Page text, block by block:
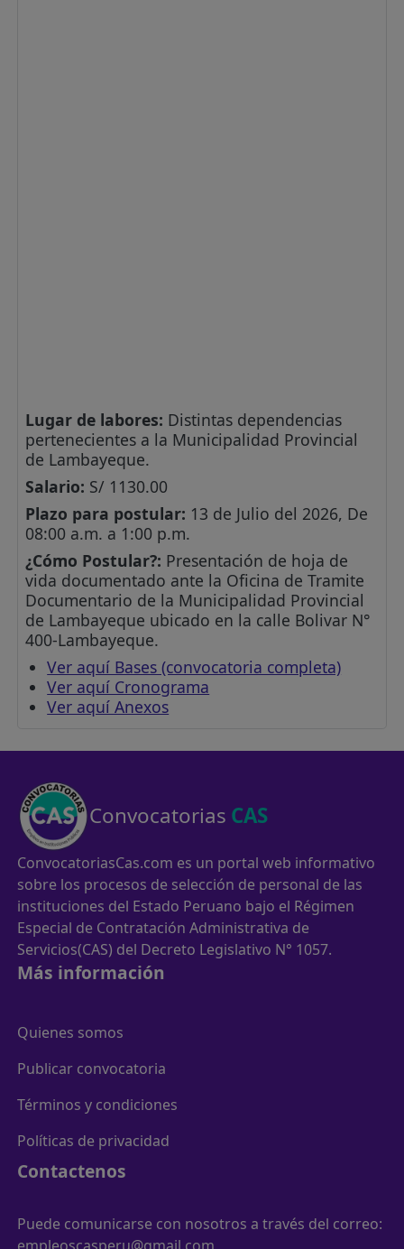
Lugar de labores: Distintas dependencias
pertenecientes a la Municipalidad Provincial
de Lambayeque.
Salario: S/ 1130.00
Plazo para postular: 13 de Julio del 2026, De
08:00 a.m. a 1:00 p.m.
¿Cómo Postular?: Presentación de hoja de
vida documentado ante la Oficina de Tramite
Documentario de la Municipalidad Provincial
de Lambayeque ubicado en la calle Bolivar N°
400-Lambayeque.
Ver aquí Bases (convocatoria completa)
Ver aquí Cronograma
Ver aquí Anexos
Convocatorias CAS
ConvocatoriasCas.com es un portal web informativo
sobre los procesos de selección de personal de las
instituciones del Estado Peruano bajo el Régimen
Especial de Contratación Administrativa de
Servicios(CAS) del Decreto Legislativo N° 1057.
Más información
Quienes somos
Publicar convocatoria
Términos y condiciones
Políticas de privacidad
Contactenos
Puede comunicarse con nosotros a través del correo: